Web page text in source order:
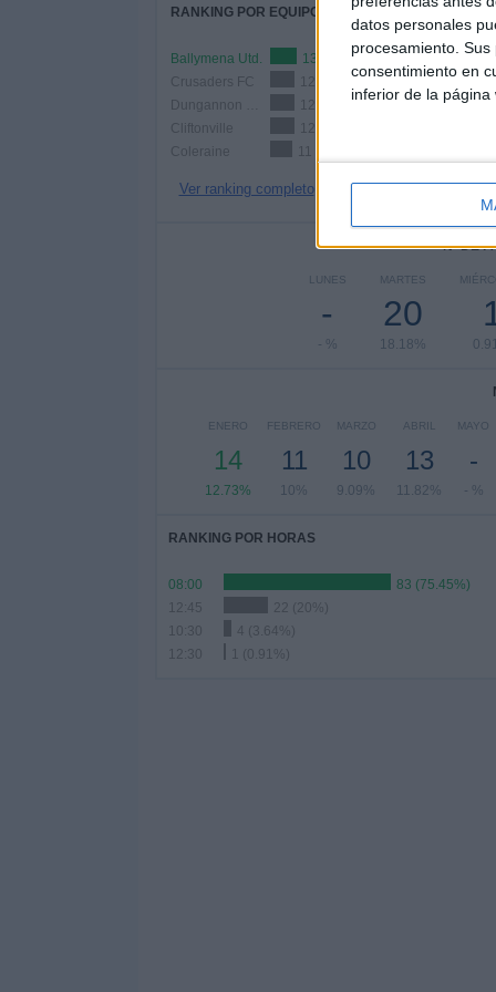
datos personales
procesamiento.
consentimiento en
inferior de la página
RANKING POR EQUIPOS
Ballymena Utd.
13 (11.82%)
Crusaders FC
12 (10.91%)
12 (10.91%)
Cliftonville
12 (10.91%)
Coleraine
Ver ranking completo
Nº DE
LUNES
-
- %
MARTES
20
18.18%
ENERO
14
12.73%
FEBRERO
11
10%
MARZO
10
9.09%
ABRIL
13
11.82%
MAYO
-
- %
RANKING POR HORAS
08:00
83 (75.45%)
12:45
22 (20%)
10:30
4 (3.64%)
12:30
1 (0.91%)